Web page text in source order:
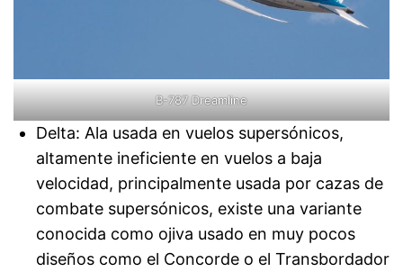
B-787 Dreamline
Delta: Ala usada en vuelos supersónicos,
altamente ineficiente en vuelos a baja
velocidad, principalmente usada por cazas de
combate supersónicos, existe una variante
conocida como ojiva usado en muy pocos
diseños como el Concorde o el Transbordador